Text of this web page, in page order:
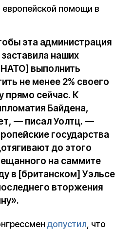
европейской помощи в
эта администрация
наших
выполнить
не менее 2% своего
прямо сейчас. К
Байдена,
— писал Уолтц. —
государства
до этого
на саммите
в [британском] Уэльсе
вторжения
допустил, что